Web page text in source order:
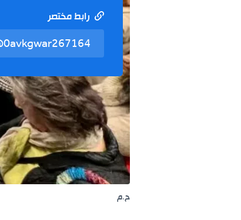
رابط مختصر
ح.م